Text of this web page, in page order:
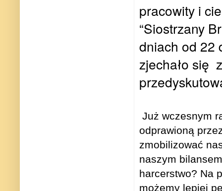
pracowity i
“Siostrzany
dniach od 22
zjechało się
Już wczesnym
odprawioną
zmobilizować
naszym
harcerstwo? Na
możemy lepiej